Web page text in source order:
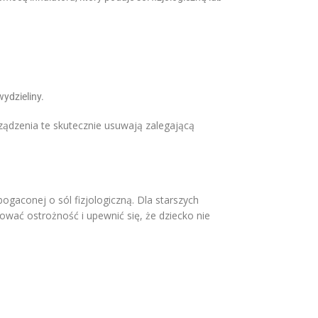
te skutecznie usuwają zalegającą
o sól fizjologiczną. Dla starszych
ostrożność i upewnić się, że dziecko nie